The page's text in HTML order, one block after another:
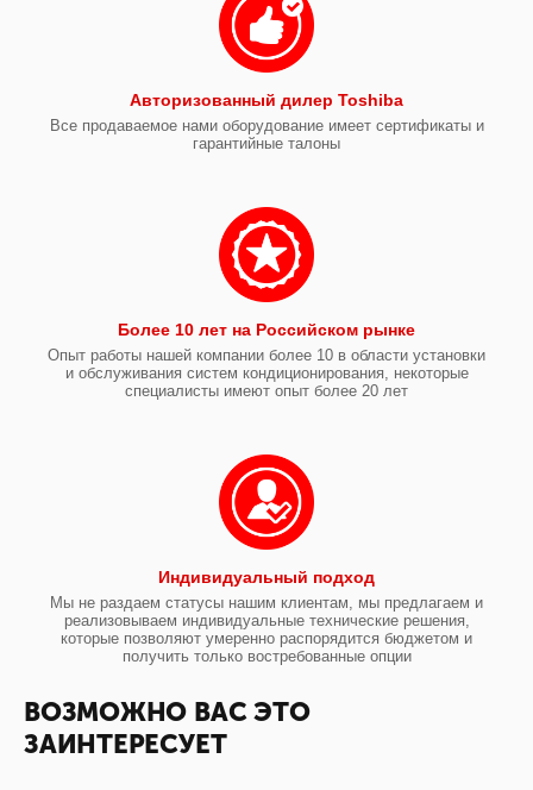
Авторизованный дилер Toshiba
Все продаваемое нами оборудование имеет сертификаты и
гарантийные талоны
Более 10 лет на Российском рынке
Опыт работы нашей компании более 10 в области установки
и обслуживания систем кондиционирования, некоторые
специалисты имеют опыт более 20 лет
Индивидуальный подход
Мы не раздаем статусы нашим клиентам, мы предлагаем и
реализовываем индивидуальные технические решения,
которые позволяют умеренно распорядится бюджетом и
получить только востребованные опции
ВОЗМОЖНО ВАС ЭТО
ЗАИНТЕРЕСУЕТ